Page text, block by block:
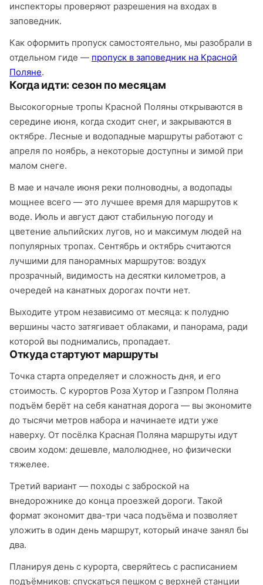
инспекторы проверяют разрешения на входах в
заповедник.
Как оформить пропуск самостоятельно, мы разобрали в
отдельном гиде — пропуск в заповедник на Красной
Поляне.
Когда идти: сезон по месяцам
Высокогорные тропы Красной Поляны открываются в
середине июня, когда сходит снег, и закрываются в
октябре. Лесные и водопадные маршруты работают с
апреля по ноябрь, а некоторые доступны и зимой при
малом снеге.
В мае и начале июня реки полноводны, а водопады
мощнее всего — это лучшее время для маршрутов к
воде. Июль и август дают стабильную погоду и
цветение альпийских лугов, но и максимум людей на
популярных тропах. Сентябрь и октябрь считаются
лучшими для панорамных маршрутов: воздух
прозрачный, видимость на десятки километров, а
очередей на канатных дорогах почти нет.
Выходите утром независимо от месяца: к полудню
вершины часто затягивает облаками, и панорама, ради
которой вы поднимались, пропадает.
Откуда стартуют маршруты
Точка старта определяет и сложность дня, и его
стоимость. С курортов Роза Хутор и Газпром Поляна
подъём берёт на себя канатная дорога — вы экономите
до тысячи метров набора и начинаете идти уже
наверху. От посёлка Красная Поляна маршруты идут
своим ходом: дешевле, малолюднее, но физически
тяжелее.
Третий вариант — походы с заброской на
внедорожнике до конца проезжей дороги. Такой
формат экономит два-три часа подъёма и позволяет
уложить в один день маршрут, который иначе занял бы
два.
Планируя день с курорта, сверяйтесь с расписанием
подъёмников: спускаться пешком с верхней станции